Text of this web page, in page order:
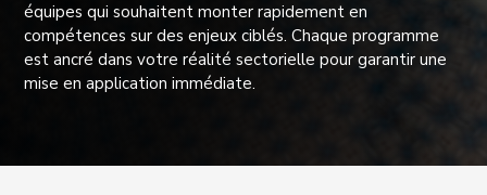
équipes qui souhaitent monter rapidement en
compétences sur des enjeux ciblés. Chaque programme
est ancré dans votre réalité sectorielle pour garantir une
mise en application immédiate.